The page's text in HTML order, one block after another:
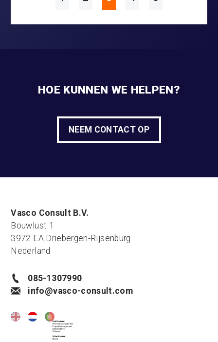
HOE KUNNEN WE HELPEN?
NEEM CONTACT OP
Vasco Consult B.V.
Bouwlust 1
3972 EA Driebergen-Rijsenburg
Nederland
085-1307990
info@vasco-consult.com